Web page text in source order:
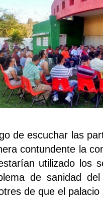
de escuchar las
contundente la
utilizado los
de sanidad
de que el